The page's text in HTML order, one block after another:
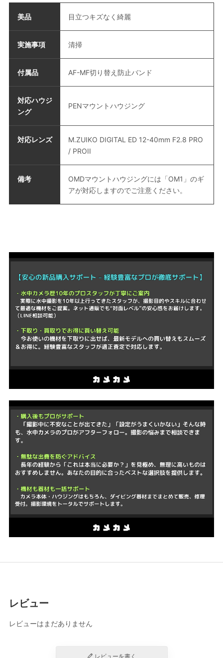
美品 目立つキズなく綺麗
実施事項 清掃
付属品 AF-MF切り替え防止バンド
対応ハウジ
ング
PENマウントハウジング
対応レンズ
M.ZUIKO DIGITAL ED 12-40mm F2.8 PRO
/ PROII
備考
OMDマウントハウジングには「OM1」のギ
アが対応しますのでご注意ください。
レビュー
レビューはまだありません
レビューを書く